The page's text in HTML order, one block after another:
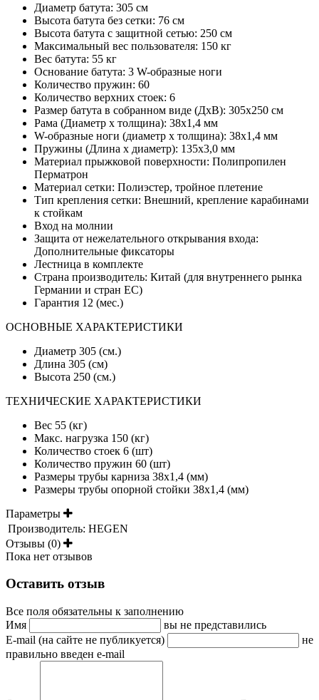
Диаметр батута: 305 см
Высота батута без сетки: 76 см
Высота батута с защитной сетью: 250 см
Максимальный вес пользователя: 150 кг
Вес батута: 55 кг
Основание батута: 3 W-образные ноги
Количество пружин: 60
Количество верхних стоек: 6
Размер батута в собранном виде (ДхВ): 305х250 см
Рама (Диаметр х толщина): 38х1,4 мм
W-образные ноги (диаметр х толщина): 38х1,4 мм
Пружины (Длина х диаметр): 135х3,0 мм
Материал прыжковой поверхности: Полипропилен
Перматрон
Материал сетки: Полиэстер, тройное плетение
Тип крепления сетки: Внешний, крепление карабинами
к стойкам
Вход на молнии
Защита от нежелательного открывания входа:
Дополнительные фиксаторы
Лестница в комплекте
Страна производитель: Китай (для внутреннего рынка
Германии и стран ЕС)
Гарантия 12 (мес.)
ОСНОВНЫЕ ХАРАКТЕРИСТИКИ
Диаметр 305 (см.)
Длина 305 (см)
Высота 250 (см.)
ТЕХНИЧЕСКИЕ ХАРАКТЕРИСТИКИ
Вес 55 (кг)
Макс. нагрузка 150 (кг)
Количество стоек 6 (шт)
Количество пружин 60 (шт)
Размеры трубы карниза 38х1,4 (мм)
Размеры трубы опорной стойки 38х1,4 (мм)
Параметры
Производитель: HEGEN
Отзывы (0)
Пока нет отзывов
Оставить отзыв
Все поля обязательны к заполнению
Имя
вы не представились
E-mail (на сайте не публикуется)
не
правильно введен e-mail